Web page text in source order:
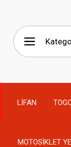
LİFAN
MOTOSİKLET